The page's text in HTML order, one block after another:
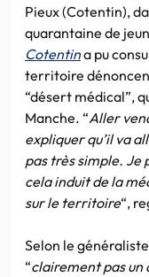
Pieux (Cotentin),
quarantaine de
Cotentina pu
territoire
“désert médical”,
Manche. “Aller
expliquer qu’il va
pas très simple. Je
cela induit de la
sur le territoire“,
Selon le
“clairement pas un